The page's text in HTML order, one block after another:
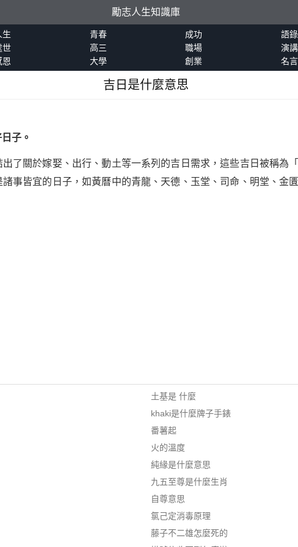
勵志人生知識庫
生 青春 成功 語錄
世 高三 職場 演講
恩 大學 創業 名言
吉日是什麼意思
子。
了關於嫁娶、出行、動土等一系列的吉日需求，這些吉日被稱為
事皆宜的日子，如黃曆中的青龍、天德、玉堂、司命、明堂、金
土基是 什麼
khaki是什麼牌子手錶
番薯起
火的溫度
純緣是什麼意思
九五至尊是什麼生肖
自尊意思
氯己定消毒原理
藤子不二雄怎麼死的